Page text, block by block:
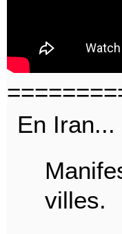
En Iran...
villes.